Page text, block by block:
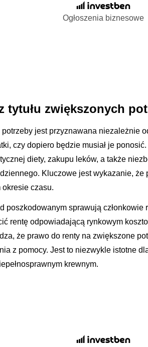
Ogłoszenia biznesowe
tytułu zwiększonych
jest przyznawana niezależnie
czy dopiero będzie musiał je
diety, zakupu leków, a także
Kluczowe jest wykazanie, że
okresie czasu.
poszkodowanym sprawują członkowie
rentę odpowiadającą rynkowym
że prawo do renty na zwiększone
z pomocy. Jest to niezwykle istotne
krewnym.